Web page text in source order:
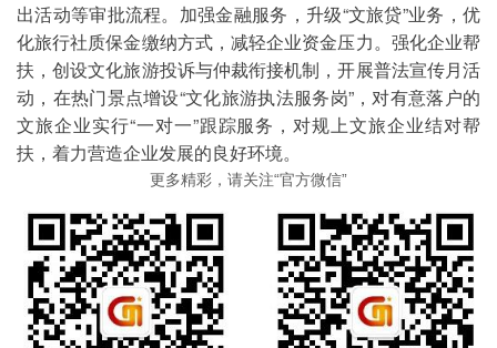
出活动等审批流程。加强金融服务，升级“文旅贷”业务，优
化旅行社质保金缴纳方式，减轻企业资金压力。强化企业帮
扶，创设文化旅游投诉与仲裁衔接机制，开展普法宣传月活
动，在热门景点增设“文化旅游执法服务岗”，对有意落户的
文旅企业实行“一对一”跟踪服务，对规上文旅企业结对帮
扶，着力营造企业发展的良好环境。
更多精彩，请关注“官方微信”